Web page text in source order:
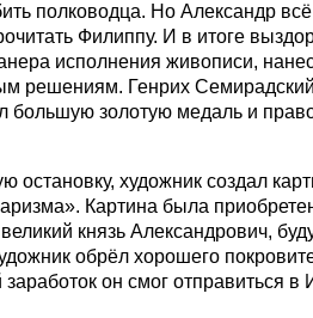
полководца. Но Александр
Филиппу. И в итоге
исполнения живописи,
решениям. Генрих Семирадский
золотую медаль и
художник создал
Картина была
князь Александрович,
обрёл хорошего
он смог отправиться в